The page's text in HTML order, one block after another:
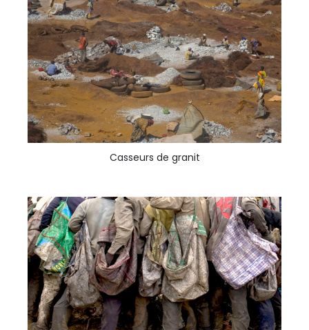
Casseurs de granit